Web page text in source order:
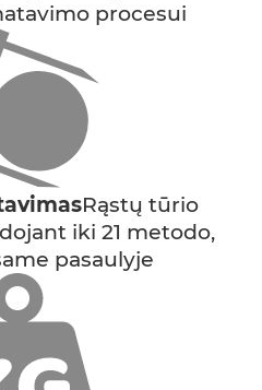
procesui
Rąstų tūrio
iki 21 metodo,
pasaulyje